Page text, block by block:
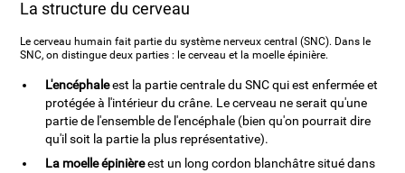
La structure du cerveau
Le cerveau humain fait partie du système nerveux central (SNC). Dans le
SNC, on distingue deux parties : le cerveau et la moelle épinière.
L'encéphaleest la partie centrale du SNC qui est enfermée et
protégée à l'intérieur du crâne. Le cerveau ne serait qu'une
partie de l'ensemble de l'encéphale (bien qu'on pourrait dire
qu'il soit la partie la plus représentative).
La moelle épinièreest un long cordon blanchâtre situé dans